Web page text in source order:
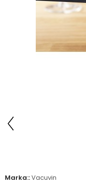
Marka::Vacuvin